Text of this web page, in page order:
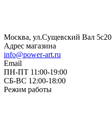
Москва, ул.Сущевский Вал 5с20
Адрес магазина
info@power-art.ru
Email
ПН-ПТ 11:00-19:00
СБ-ВС 12:00-18:00
Режим работы